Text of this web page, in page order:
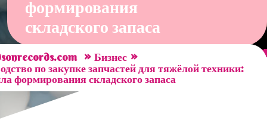
формирования
складского запаса
» Бизнес »
по закупке запчастей для тяжёлой техники:
формирования складского запаса